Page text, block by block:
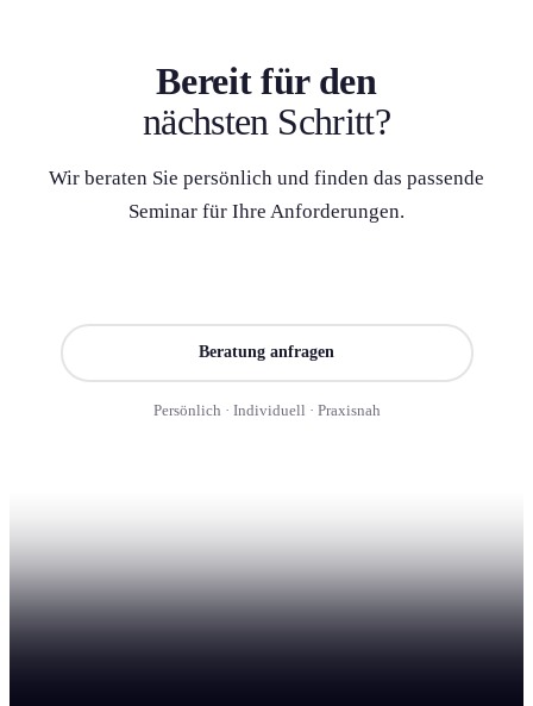
Bereit für den
nächsten Schritt?
Wir beraten Sie persönlich und finden das passende
Seminar für Ihre Anforderung­en.
Beratung anfragen
Persönlich · Individuell · Praxisnah